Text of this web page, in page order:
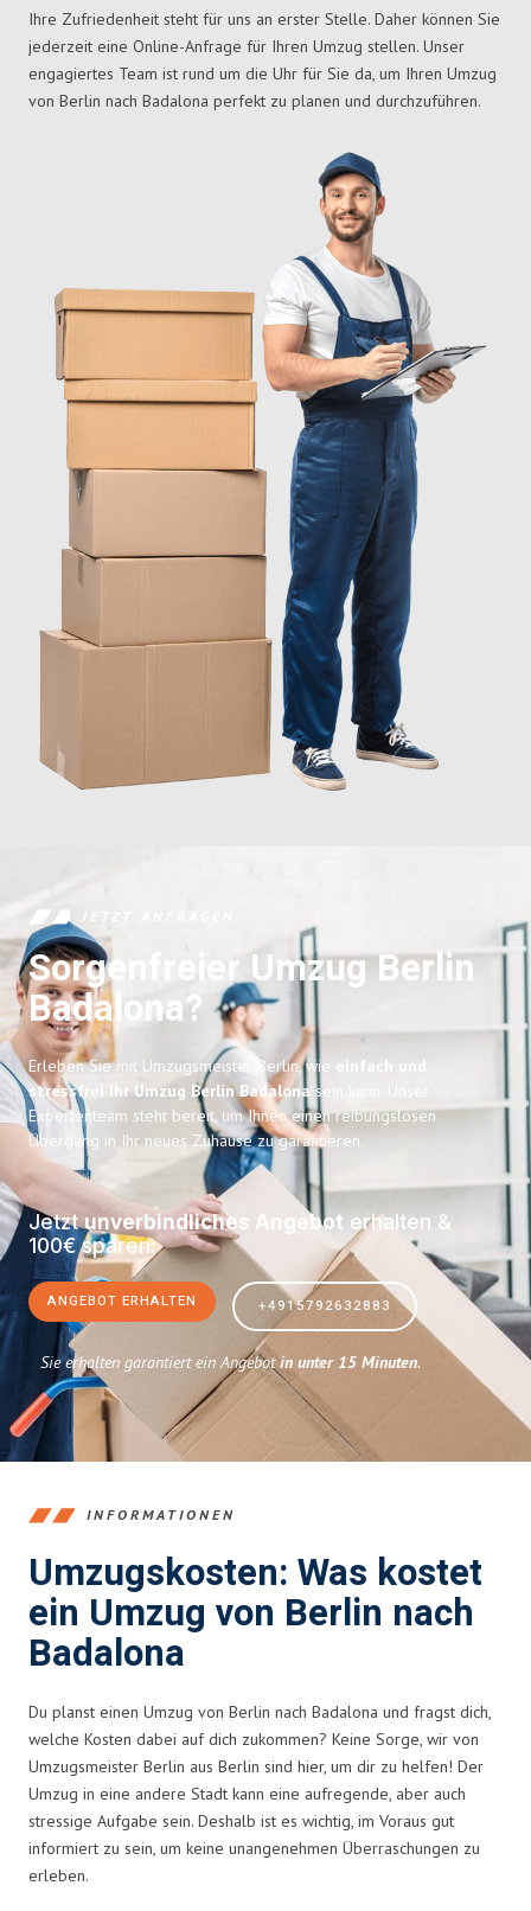
Ihre Zufriedenheit steht für uns an erster Stelle. Daher können Sie
jederzeit eine Online-Anfrage für Ihren Umzug stellen. Unser
engagiertes Team ist rund um die Uhr für Sie da, um Ihren Umzug
von Berlin nach Badalona perfekt zu planen und durchzuführen.
JETZT ANFRAGEN
Sorgenfreier Umzug Berlin
Badalona?
Erleben Sie mit Umzugsmeister Berlin, wie einfach und
stressfrei Ihr Umzug Berlin Badalona sein kann. Unser
Expertenteam steht bereit, um Ihnen einen reibungslosen
Übergang in Ihr neues Zuhause zu garantieren.
Jetztunverbindliches Angebot erhalten &
100€ sparen:
ANGEBOT ERHALTEN +4915792632883
Sie erhalten garantiert ein Angebotin unter 15 Minuten.
INFORMATIONEN
Umzugskosten: Was kostet
ein Umzug von Berlin nach
Badalona
Du planst einen Umzug von Berlin nach Badalona und fragst dich,
welche Kosten dabei auf dich zukommen? Keine Sorge, wir von
Umzugsmeister Berlin aus Berlin sind hier, um dir zu helfen! Der
Umzug in eine andere Stadt kann eine aufregende, aber auch
stressige Aufgabe sein. Deshalb ist es wichtig, im Voraus gut
informiert zu sein, um keine unangenehmen Überraschungen zu
erleben.